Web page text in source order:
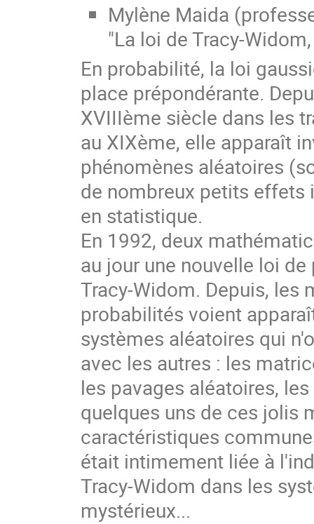
Mylène Maida
"La loi de Tracy-
En probabilité, la loi
place prépondérante.
XVIIIème siècle dans les
au XIXème, elle apparaît
phénomènes aléatoires
de nombreux petits effets
en statistique.
En 1992, deux
au jour une nouvelle loi
Tracy-Widom. Depuis,
probabilités voient
systèmes aléatoires qui
avec les autres : les
les pavages aléatoires,
quelques uns de ces jolis
caractéristiques
était intimement liée à
Tracy-Widom dans les
mystérieux...